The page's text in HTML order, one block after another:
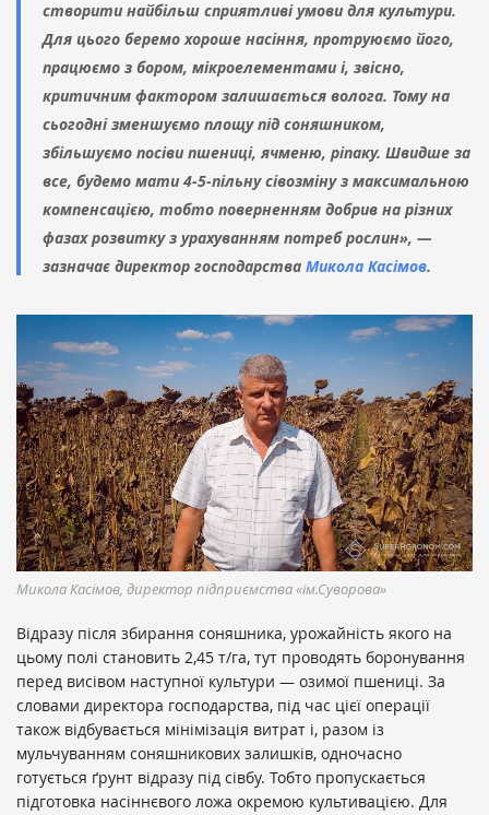
створити найбільш сприятливі умови для культури.
Для цього беремо хороше насіння, протруюємо його,
працюємо з бором, мікроелементами і, звісно,
критичним фактором залишається волога. Тому на
сьогодні зменшуємо площу під соняшником,
збільшуємо посіви пшениці, ячменю, ріпаку. Швидше за
все, будемо мати 4-5-пільну сівозміну з максимальною
компенсацією, тобто поверненням добрив на різних
фазах розвитку з урахуванням потреб рослин», —
зазначає директор господарства Микола Касімов.
Микола Касімов, директор підприємства «ім.Суворова»
Відразу після збирання соняшника, урожайність якого на
цьому полі становить 2,45 т/га, тут проводять боронування
перед висівом наступної культури — озимої пшениці. За
словами директора господарства, під час цієї операції
також відбувається мінімізація витрат і, разом із
мульчуванням соняшникових залишків, одночасно
готується ґрунт відразу під сівбу. Тобто пропускається
підготовка насіннєвого ложа окремою культивацією. Для